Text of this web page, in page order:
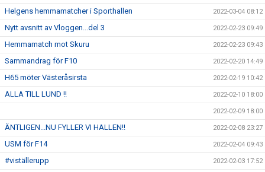
Helgens hemmamatcher i Sporthallen 2022-03-04 08:12
Nytt avsnitt av Vloggen...del 3 2022-02-23 09:49
Hemmamatch mot Skuru 2022-02-23 09:43
Sammandrag för F10 2022-02-20 14:49
H65 möter Västeråsirsta 2022-02-19 10:42
ALLA TILL LUND !! 2022-02-10 18:00
2022-02-09 18:00
ÄNTLIGEN...NU FYLLER VI HALLEN!! 2022-02-08 23:27
USM för F14 2022-02-04 09:43
#viställerupp 2022-02-03 17:52